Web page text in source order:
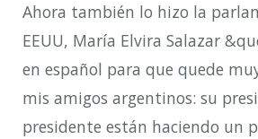
Ahora también lo hizo la
EEUU, María Elvira Salazar
en español para que quede
mis amigos argentinos: su
presidente están haciendo un